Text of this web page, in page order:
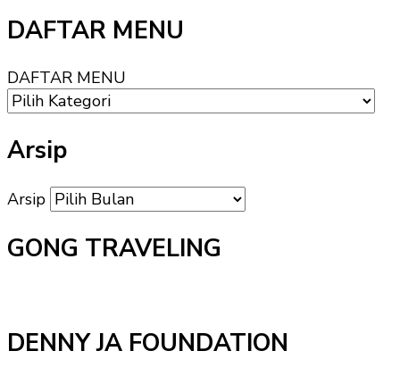
DAFTAR MENU
DAFTAR MENU
Arsip
Arsip
GONG TRAVELING
DENNY JA FOUNDATION